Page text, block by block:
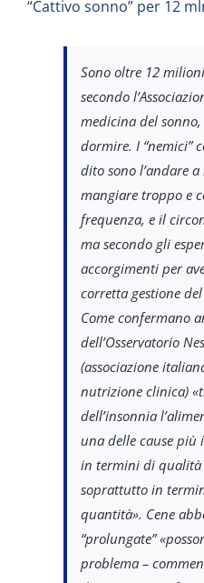
“Cattivo sonno” per 12
Sono oltre 12
secondo
medicina del
dormire. I “nemici”
dito sono l’andare
mangiare troppo e
frequenza, e il
ma secondo gli
accorgimenti per
corretta gestione
Come confermano
dell’Osservatorio
(associazione
nutrizione clinica)
dell’insonnia
una delle cause
in termini di qualità
soprattutto in
quantità». Cene
“prolungate”
problema –